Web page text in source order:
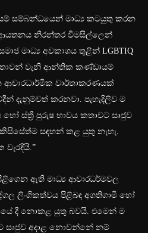
සම්බන්ධයෙන් මාධ්‍ය කටයුතු කරන
නිරන්තර විමසිල්ලෙන්
මාධ්‍ය අවකාශය තුළින් LGBTIQ
වැනි ආන්තික කණ්ඩායම්
වාර්තාකරණයක්
දැනුම්වත් කරනවා. පැහැදිලිව ම
ස්ත්‍රී පුරුෂ භාවය කතාවට සෘජුව
සඳහන් කළ යුතු නැහැ.
ඇති මාධ්‍ය ආචාරධර්මවල
ලිංගිකත්වය පිළිබඳ අගතිගාමී හෝ
දී නොකළ යුතු බවයි. එමෙන් ම
සෘජුව අදාළ නොවන්නේ නම්